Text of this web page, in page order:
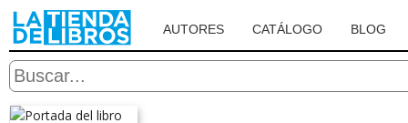
AUTORES CATÁLOGO BLOG